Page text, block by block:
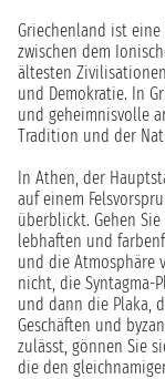
Griechenland ist
zwischen dem
ältesten
und Demokratie. In
und geheimnisvolle
Tradition und der
In Athen, der
auf einem
überblickt. Gehen
lebhaften und
und die Atmosphäre
nicht, die Syntagma-
und dann die Plaka,
Geschäften und
zulässt, gönnen Sie
die den